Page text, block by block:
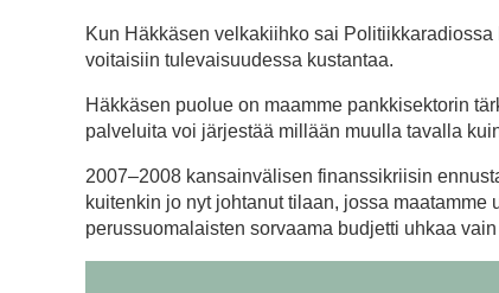
Kun Häkkäsen velkakiihko sai
voitaisiin tulevaisuudessa kustantaa.
Häkkäsen puolue on maamme pankkisektorin
palveluita voi järjestää millään muulla tavalla
2007–2008 kansainvälisen finanssikriisin
kuitenkin jo nyt johtanut tilaan, jossa
perussuomalaisten sorvaama budjetti uhkaa